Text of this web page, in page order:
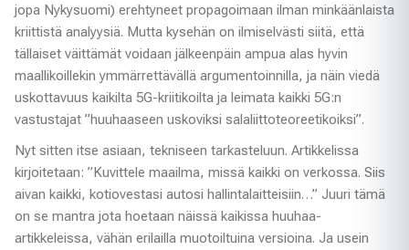
jopa Nykysuomi) erehtyneet propagoimaan ilman minkäänlaista
kriittistä analyysiä. Mutta kysehän on ilmiselvästi siitä, että
tällaiset väittämät voidaan jälkeenpäin ampua alas hyvin
maallikoillekin ymmärrettävällä argumentoinnilla, ja näin viedä
uskottavuus kaikilta 5G-kriitikoilta ja leimata kaikki 5G:n
vastustajat ”huuhaaseen uskoviksi salaliittoteoreetikoiksi”.
Nyt sitten itse asiaan, tekniseen tarkasteluun. Artikkelissa
kirjoitetaan: ”Kuvittele maailma, missä kaikki on verkossa. Siis
aivan kaikki, kotiovestasi autosi hallintalaitteisiin…” Juuri tämä
on se mantra jota hoetaan näissä kaikissa huuhaa-
artikkeleissa, vähän erilailla muotoiltuina versioina. Ja usein